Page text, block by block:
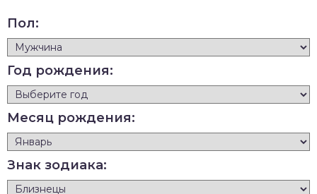
Пол:
Год рождения:
Месяц рождения:
Знак зодиака: